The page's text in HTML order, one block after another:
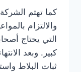
كما تهتم
والالتزام
التي يحتاج
كبير. وبعد
ثبات البلاط